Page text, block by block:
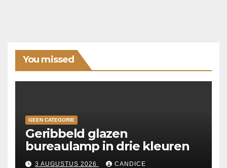
You missed
GEEN CATEGORIE
Geribbeld glazen
bureaulamp in drie kleuren
3 AUGUSTUS 2026 CANDICE